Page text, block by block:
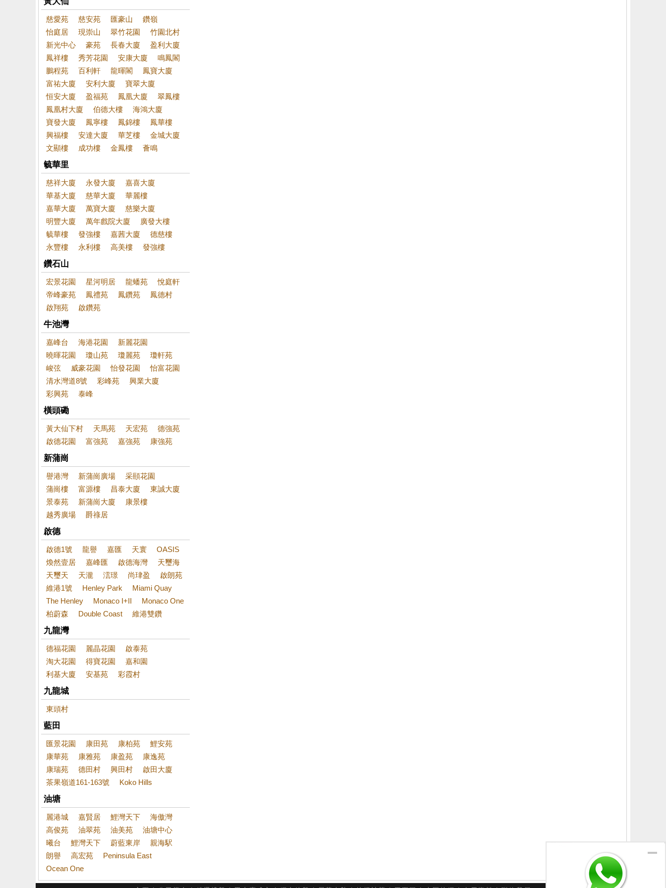
慈愛苑 慈安苑 匯豪山
鑽嶺
怡庭居
現崇山 翠竹花園
竹園北村
新光中心
豪苑 長春大廈
盈利大廈
鳳祥樓
秀芳花園 安康大廈
鳴鳳閣
鵬程苑
百利軒 龍暉閣
鳳寶大廈
富祐大廈
安利大廈
寶翠大廈
恒安大廈
盈福苑 鳳凰大廈
翠鳳樓
鳳凰村大廈
伯德大樓
海鴻大廈
寶發大廈
鳳寧樓 鳳錦樓
鳳華樓
興福樓
安達大廈 華芝樓
金城大廈
文顯樓
成功樓 金鳳樓 薈鳴
毓華里
慈祥大廈 永發大廈
嘉喜大廈
華基大廈
慈華大廈
華麗樓
嘉華大廈
萬寶大廈
慈樂大廈
明豐大廈
萬年戲院大廈
廣發大樓
毓華樓
發強樓 嘉茜大廈
德慈樓
永豐樓
永利樓 高美樓 發強樓
鑽石山
宏景花園 星河明居 龍蟠苑
悅庭軒
帝峰豪苑
鳳禮苑 鳳鑽苑
鳳德村
啟翔苑
啟鑽苑
牛池灣
嘉峰台 海港花園
新麗花園
曉暉花園
瓊山苑 瓊麗苑
瓊軒苑
峻弦
威豪花園 怡發花園
怡富花園
清水灣道8號
彩峰苑
興業大廈
彩興苑
泰峰
橫頭磡
黃大仙下村 天馬苑 天宏苑
德強苑
啟德花園
富強苑 嘉強苑 康強苑
新蒲崗
譽港灣 新蒲崗廣場
采頤花園
蒲崗樓
富源樓 昌泰大廈
東誠大廈
景泰苑
新蒲崗大廈
康景樓
越秀廣場
爵祿居
啟德
啟德1號 龍譽 嘉匯 天寰
OASIS
煥然壹居
嘉峰匯 啟德海灣
天璽海
天璽天
天瀧 澐璟 尚珒盈
啟朗苑
維港1號
Henley Park
Miami Quay
The Henley
Monaco I+II
Monaco One
柏蔚森
Double Coast 維港雙鑽
九龍灣
德福花園 麗晶花園
啟泰苑
淘大花園
得寶花園
嘉和園
利基大廈
安基苑 彩霞村
九龍城
東頭村
藍田
匯景花園 康田苑 康柏苑
鯉安苑
康華苑
康雅苑 康盈苑
康逸苑
康瑞苑
德田村 興田村
啟田大廈
茶果嶺道161-163號
Koko Hills
油塘
麗港城 嘉賢居 鯉灣天下
海傲灣
高俊苑
油翠苑 油美苑
油塘中心
曦台
鯉灣天下 蔚藍東岸
親海駅
朗譽
高宏苑
Peninsula East
Ocean One